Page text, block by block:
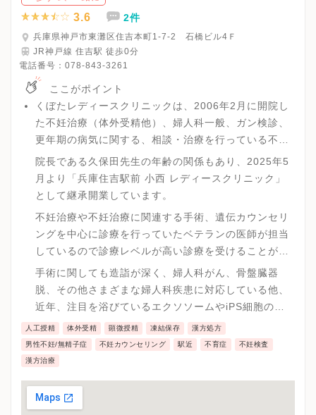
3.6 2件
兵庫県神戸市東灘区住吉本町1-7-2 石橋ビル4Ｆ
JR神戸線 住吉駅 徒歩0分
電話番号： 078-843-3261
ここがポイント
くぼたレディースクリニックは、2006年2月に開院し
た不妊治療（体外受精他）、婦人科一般、ガン検診、
更年期の病気に関する、相談・治療を行っている不妊
治療専門のクリニックです。
院長である久保田先生の年齢の関係もあり、2025年5
月より「兵庫住吉駅前 小西 レディースクリニック」
として継承開業しています。
不妊治療や不妊治療に関連する手術、遺伝カウンセリ
ングを中心に診療を行っていたベテランの医師が担当
しているので診療レベルが高い診療を受けることが可
能です。
手術に関しても造詣が深く、婦人科がん、骨盤臓器
脱、その他さまざまな婦人科疾患に対応している他、
近年、注目を浴びているエクソソームやiPS細胞の研
究 に関して造詣を深めています。
人工授精 体外受精 顕微授精 凍結保存 漢方処方
男性不妊/無精子症 不妊カウンセリング 駅近 不育症 不妊検査
漢方治療